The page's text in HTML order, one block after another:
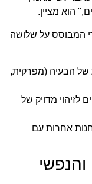
הוא מציין.
המבוסס על שלושה
של הבעיה (מפרקית,
לזיהוי מדויק של
אחרות עם
והנפשי